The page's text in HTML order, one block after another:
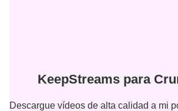
KeepStreams para
Descargue vídeos de alta calidad a mi